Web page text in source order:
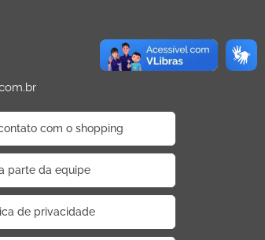
com o shopping
parte da equipe
de privacidade